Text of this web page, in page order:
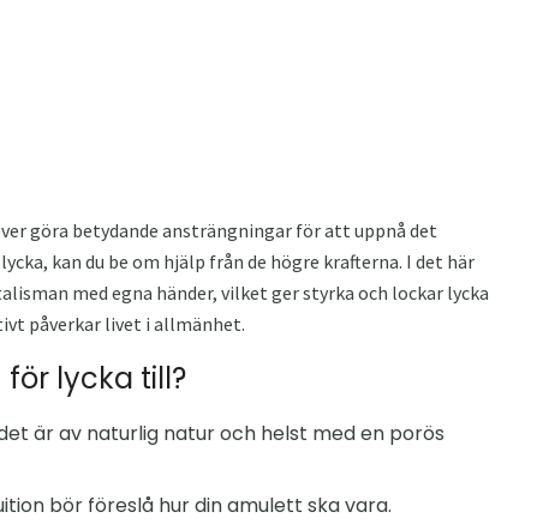
göra betydande ansträngningar för att uppnå det
kan du be om hjälp från de högre krafterna. I det här
med egna händer, vilket ger styrka och lockar lycka
påverkar livet i allmänhet.
lycka till?
är av naturlig natur och helst med en porös
bör föreslå hur din amulett ska vara.